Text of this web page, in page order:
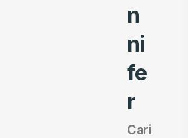
n
ni
fe
r
Cari